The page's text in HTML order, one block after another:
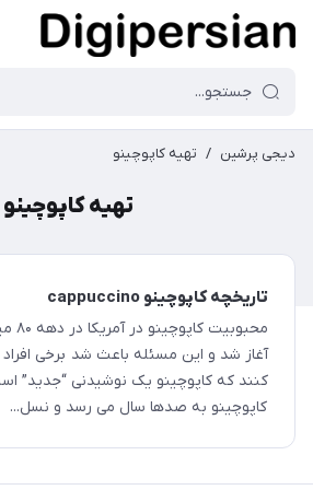
دیجی پرشین / تهیه کاپوچینو
تهیه کاپوچینو
تاریخچه کاپوچینو cappuccino
محبوبیت
آغاز شد و این مسئله باعث شد برخی افراد
کنند که کاپوچینو یک نوشیدنی “جدید”
کاپوچینو به صدها سال می رسد و نسل...